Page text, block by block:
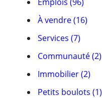
À vendre (16)
Services (7)
Communauté (2)
Immobilier (2)
Petits boulots (1)